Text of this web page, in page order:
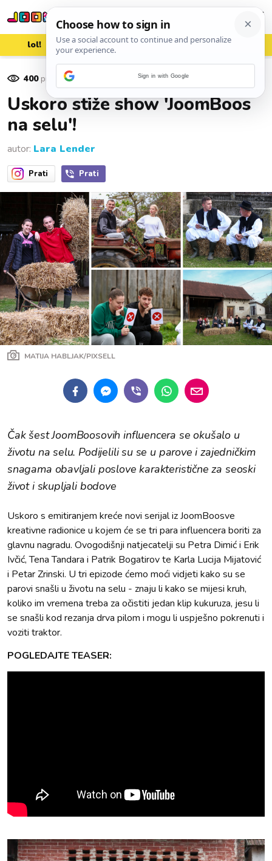
lol! aww vrh! woot?!
400pregleda 05. studenoga 2023.
Uskoro stiže show 'JoomBoos
na selu'!
autor: Lara Lender
Prati Prati
MATIJA HABLJAK/PIXSELL
Čak šest JoomBoosovih influencera se okušalo u
životu na selu. Podijelili su se u parove i zajedničkim
snagama obavljali poslove karakteristične za seoski
život i skupljali bodove
Uskoro s emitiranjem kreće novi serijal iz JoomBoosve
kreativne radionice u kojem će se tri para influencera boriti za
glavnu nagradu. Ovogodišnji natjecatelji su Petra Dimić i Erik
Ivčić, Tena Tandara i Patrik Bogatirov te Karla Lucija Mijatović
i Petar Zrinski. U tri epizode ćemo moći vidjeti kako su se
parovi snašli u životu na selu - znaju li kako se mijesi kruh,
koliko im vremena treba za očistiti jedan klip kukuruza, jesu li
se snašli kod rezanja drva pilom i mogu li uspješno pokrenuti i
voziti traktor.
POGLEDAJTE TEASER:
Sign in with Google